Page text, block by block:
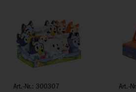
Art.-Nr.: 300307 Art.-